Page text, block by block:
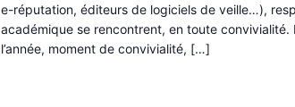
e-réputation, éditeurs de logiciels de veille…),
académique se rencontrent, en toute convivialité.
l’année, moment de convivialité, […]